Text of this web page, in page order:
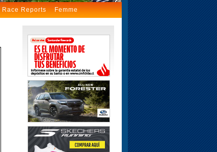
Race Reports Femme